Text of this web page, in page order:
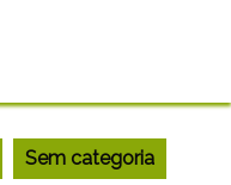
Sem categoria